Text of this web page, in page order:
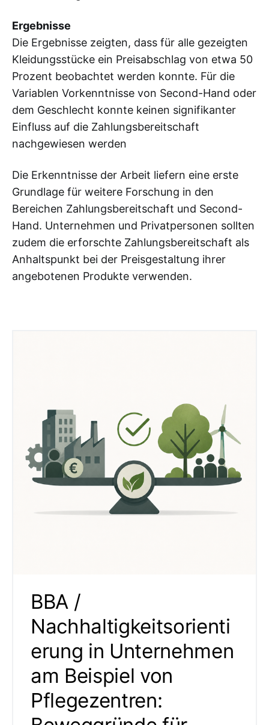
Ergebnisse
Die Ergebnisse zeigten, dass für alle gezeigten
Kleidungsstücke ein Preisabschlag von etwa 50
Prozent beobachtet werden konnte. Für die
Variablen Vorkenntnisse von Second-Hand oder
dem Geschlecht konnte keinen signifikanter
Einfluss auf die Zahlungsbereitschaft
nachgewiesen werden
Die Erkenntnisse der Arbeit liefern eine erste
Grundlage für weitere Forschung in den
Bereichen Zahlungsbereitschaft und Second-
Hand. Unternehmen und Privatpersonen sollten
zudem die erforschte Zahlungsbereitschaft als
Anhaltspunkt bei der Preisgestaltung ihrer
angebotenen Produkte verwenden.
BBA /
Nachhaltigkeitsorienti
erung in Unternehmen
am Beispiel von
Pflegezentren: